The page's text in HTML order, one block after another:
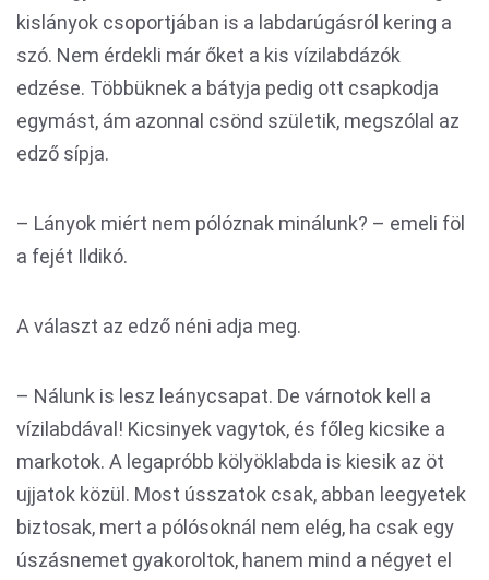
kislányok csoportjában is a labdarúgásról kering a
szó. Nem érdekli már őket a kis vízilabdázók
edzése. Többüknek a bátyja pedig ott csapkodja
egymást, ám azonnal csönd születik, megszólal az
edző sípja.
– Lányok miért nem pólóznak minálunk? – emeli föl
a fejét Ildikó.
A választ az edző néni adja meg.
– Nálunk is lesz leánycsapat. De várnotok kell a
vízilabdával! Kicsinyek vagytok, és főleg kicsike a
markotok. A legapróbb kölyöklabda is kiesik az öt
ujjatok közül. Most ússzatok csak, abban leegyetek
biztosak, mert a pólósoknál nem elég, ha csak egy
úszásnemet gyakoroltok, hanem mind a négyet el